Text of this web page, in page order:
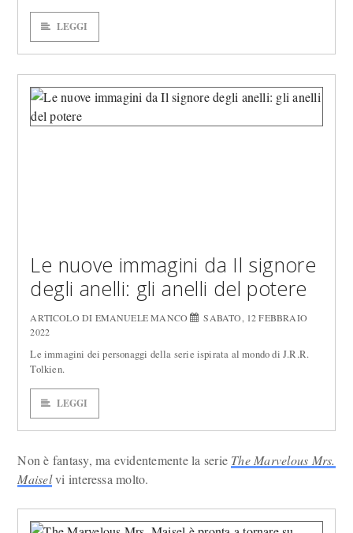
LEGGI
Le nuove immagini da Il signore
degli anelli: gli anelli del potere
ARTICOLO DI EMANUELE MANCO
SABATO, 12 FEBBRAIO
2022
Le immagini dei personaggi della serie ispirata al mondo di J.R.R.
Tolkien.
LEGGI
Non è fantasy, ma evidentemente la serie The Marvelous Mrs.
Maiselvi interessa molto.